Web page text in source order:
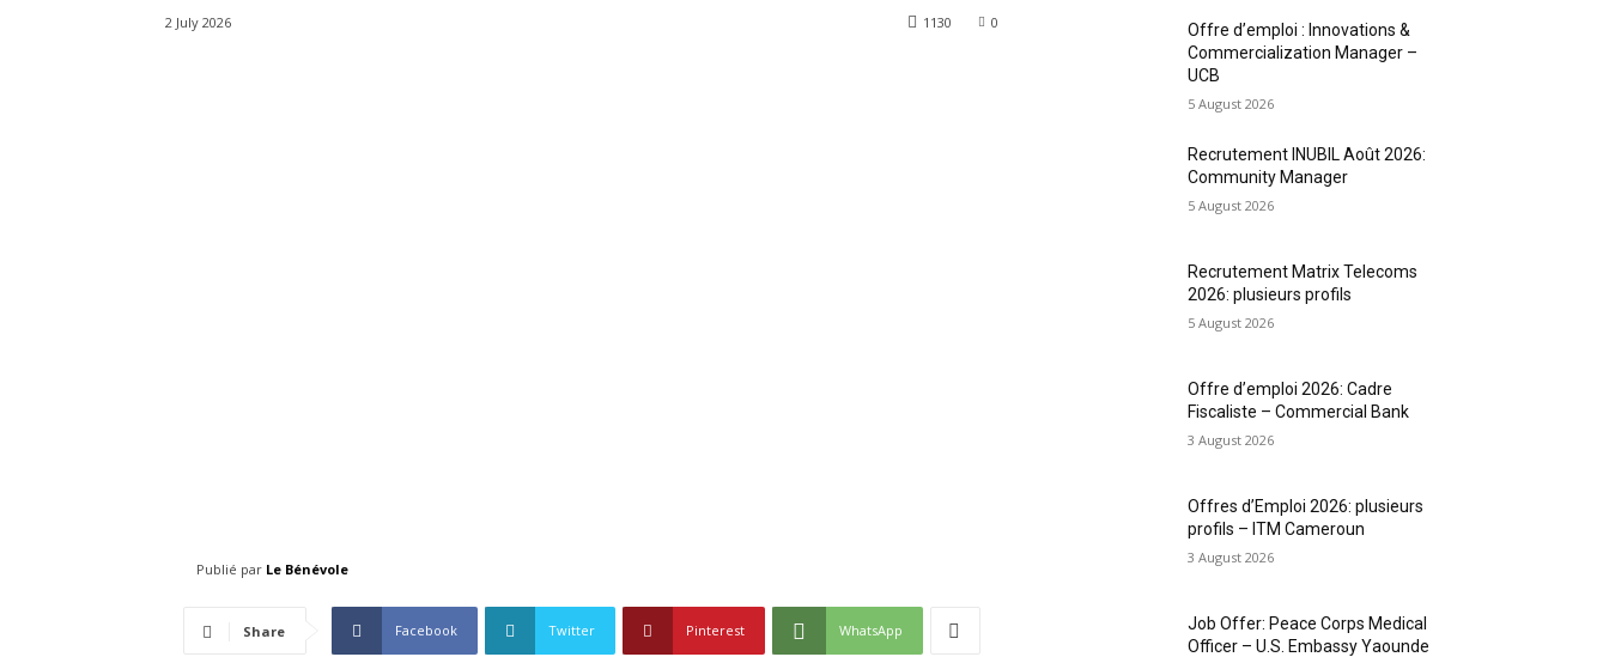
2 July 2026 0
1130
Publié par Le Bénévole
Share Facebook Twitter Pinterest WhatsApp
Offre d’emploi : Innovations &
Commercialization Manager –
UCB
5 August 2026
Recrutement INUBIL Août 2026:
Community Manager
5 August 2026
Recrutement Matrix Telecoms
2026: plusieurs profils
5 August 2026
Offre d’emploi 2026: Cadre
Fiscaliste – Commercial Bank
3 August 2026
Offres d’Emploi 2026: plusieurs
profils – ITM Cameroun
3 August 2026
Job Offer: Peace Corps Medical
Officer – U.S. Embassy Yaounde